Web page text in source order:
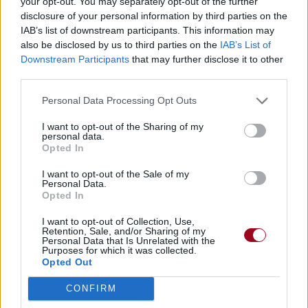
disclosure of your personal information by third parties on the
IAB’s list of downstream participants. This information may
also be disclosed by us to third parties on the IAB’s List of
Downstream Participants that may further disclose it to other
Personal Data Processing Opt Outs
I want to opt-out of the Sharing of my
personal data.
Opted In
I want to opt-out of the Sale of my
Personal Data.
Opted In
I want to opt-out of Collection, Use,
Retention, Sale, and/or Sharing of my
Personal Data that Is Unrelated with the
Purposes for which it was collected.
Opted Out
CONFIRM